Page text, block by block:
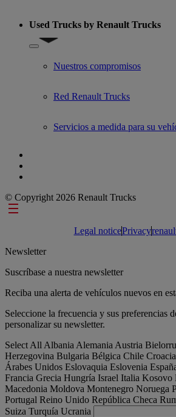
Used Trucks by Renault Trucks
Show submenu for Used Trucks by
Nuestros compromisos
Red Renault Trucks
Servicios a medida para su
© Copyright 2026 Renault Trucks
Footer links
Legal noticePrivacy
Newsletter
Suscríbase a nuestra newsletter
Reciba una alerta de vehículos nuevos en
Seleccione la frecuencia y sus preferencias
personalizar su newsletter.
Select All Albania Alemania Austria
Herzegovina Bulgaria Bélgica Chile Croacia
Árabes Unidos Eslovaquia Eslovenia
Francia Grecia Hungría Israel Italia Kosovo
Macedonia Moldova Montenegro Noruega
Portugal Reino Unido República Checa
Suiza Turquía Ucrania